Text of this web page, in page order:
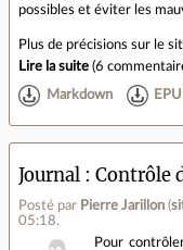
possibles et éviter les
Plus de précisions sur le
Lire la suite (6
Markdown
Journal Contrôle
Posté par Pierre Jarillon (
05:18.
Pour